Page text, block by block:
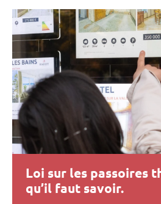
Loi sur les passoires
qu’il faut savoir.